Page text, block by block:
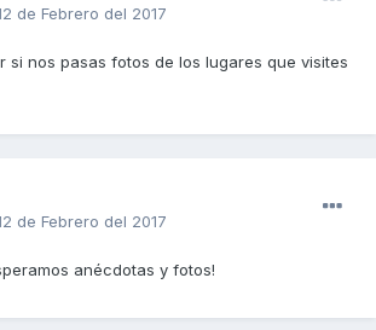
de Febrero del 2017
si nos pasas fotos de los lugares que visites
de Febrero del 2017
anécdotas y fotos!